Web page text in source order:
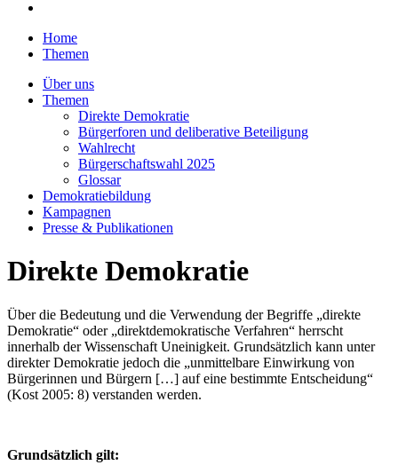
Home
Themen
Über uns
Themen
Direkte Demokratie
Bürgerforen und deliberative Beteiligung
Wahlrecht
Bürgerschaftswahl 2025
Glossar
Demokratiebildung
Kampagnen
Presse & Publikationen
Direkte Demokratie
Über die Bedeutung und die Verwendung der Begriffe „direkte
Demokratie“ oder „direktdemokratische Verfahren“ herrscht
innerhalb der Wissenschaft Uneinigkeit. Grundsätzlich kann unter
direkter Demokratie jedoch die „unmittelbare Einwirkung von
Bürgerinnen und Bürgern […] auf eine bestimmte Entscheidung“
(Kost 2005: 8) verstanden werden.
Grundsätzlich gilt: